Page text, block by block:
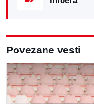
Povezane vesti